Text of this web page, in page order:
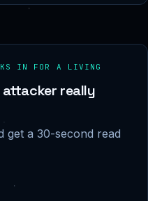
IN FOR A LIVING
really
get a 30-second read